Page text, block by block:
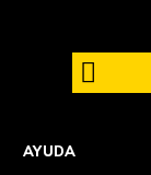
AYUDA